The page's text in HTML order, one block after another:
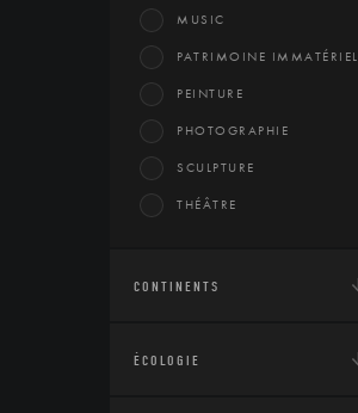
MUSIC
PATRIMOINE IMMATÉRIEL
PEINTURE
PHOTOGRAPHIE
SCULPTURE
THÉÂTRE
CONTINENTS
ÉCOLOGIE